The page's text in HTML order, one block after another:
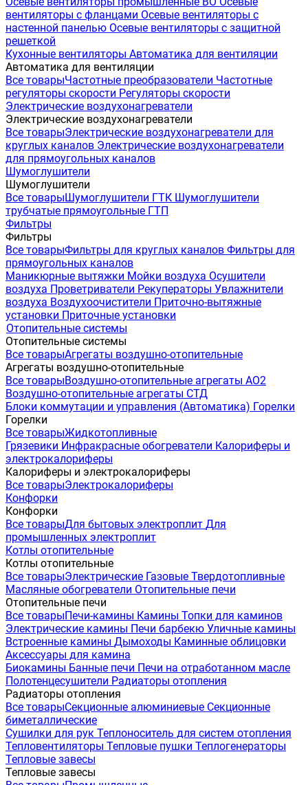
вентиляторы с фланцами Осевые вентиляторы с
настенной панелью Осевые вентиляторы с защитной
решеткой
Кухонные вентиляторы Автоматика для вентиляции
Автоматика для вентиляции
Все товарыЧастотные преобразователи Частотные
регуляторы скорости Регуляторы скорости
Электрические воздухонагреватели
Электрические воздухонагреватели
Все товарыЭлектрические воздухонагреватели для
круглых каналов Электрические воздухонагреватели
для прямоугольных каналов
Шумоглушители
Шумоглушители
Все товарыШумоглушители ГТК Шумоглушители
трубчатые прямоугольные ГТП
Фильтры
Фильтры
Все товарыФильтры для круглых каналов Фильтры для
прямоугольных каналов
Маникюрные вытяжки Мойки воздуха Осушители
воздуха Проветриватели Рекуператоры Увлажнители
воздуха Воздухоочистители Приточно-вытяжные
установки Приточные установки
Отопительные системы
Отопительные системы
Все товарыАгрегаты воздушно-отопительные
Агрегаты воздушно-отопительные
Все товарыВоздушно-отопительные агрегаты АО2
Воздушно-отопительные агрегаты СТД
Блоки коммутации и управления (Автоматика) Горелки
Горелки
Все товарыЖидкотопливные
Грязевики Инфракрасные обогреватели Калориферы и
электрокалориферы
Калориферы и электрокалориферы
Все товарыЭлектрокалориферы
Конфорки
Конфорки
Все товарыДля бытовых электроплит Для
промышленных электроплит
Котлы отопительные
Котлы отопительные
Все товарыЭлектрические Газовые Твердотопливные
Масляные обогреватели Отопительные печи
Отопительные печи
Все товарыПечи-камины Камины Топки для каминов
Электрические камины Печи барбекю Уличные камины
Встроенные камины Дымоходы Каминные облицовки
Аксессуары для камина
Биокамины Банные печи Печи на отработанном масле
Полотенцесушители Радиаторы отопления
Радиаторы отопления
Все товарыСекционные алюминиевые Секционные
биметаллические
Сушилки для рук Теплоноситель для систем отопления
Тепловентиляторы Тепловые пушки Теплогенераторы
Тепловые завесы
Тепловые завесы